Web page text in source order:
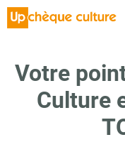
Votre
Culture